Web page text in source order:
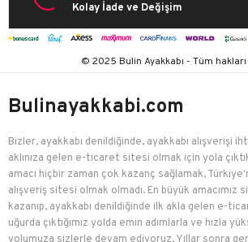
Kolay İade ve Değişim
© 2025 Bulin Ayakkabı - Tüm hakları
Bulinayakkabi.com
Bizler, ayakkabı denildiğinde, ayakkabı alışverişi
aklınıza gelen e-ticaret sitesi olmak için yola
amacı hiçbir zaman çok kazanç sağlamak,
alışveriş sitesi olmak olmadı. En büyük amacımız
kazanıp, ayakkabı denildiğinde ilk akla gelen e-
uğurda çıktığımız yolda emin adımlarla ve hızla